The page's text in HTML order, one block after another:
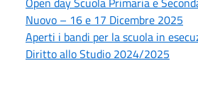
Nuovo – 16 e 17 Dicembre 2025
Aperti i bandi per la scuola in
Diritto allo Studio 2024/2025